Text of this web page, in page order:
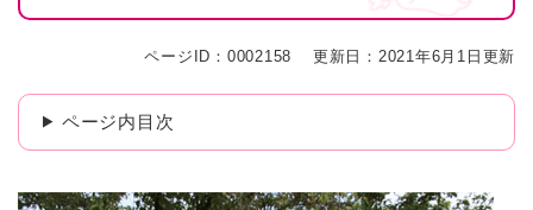
ページID：0002158 更新日：2021年6月1日更新
ページ内目次